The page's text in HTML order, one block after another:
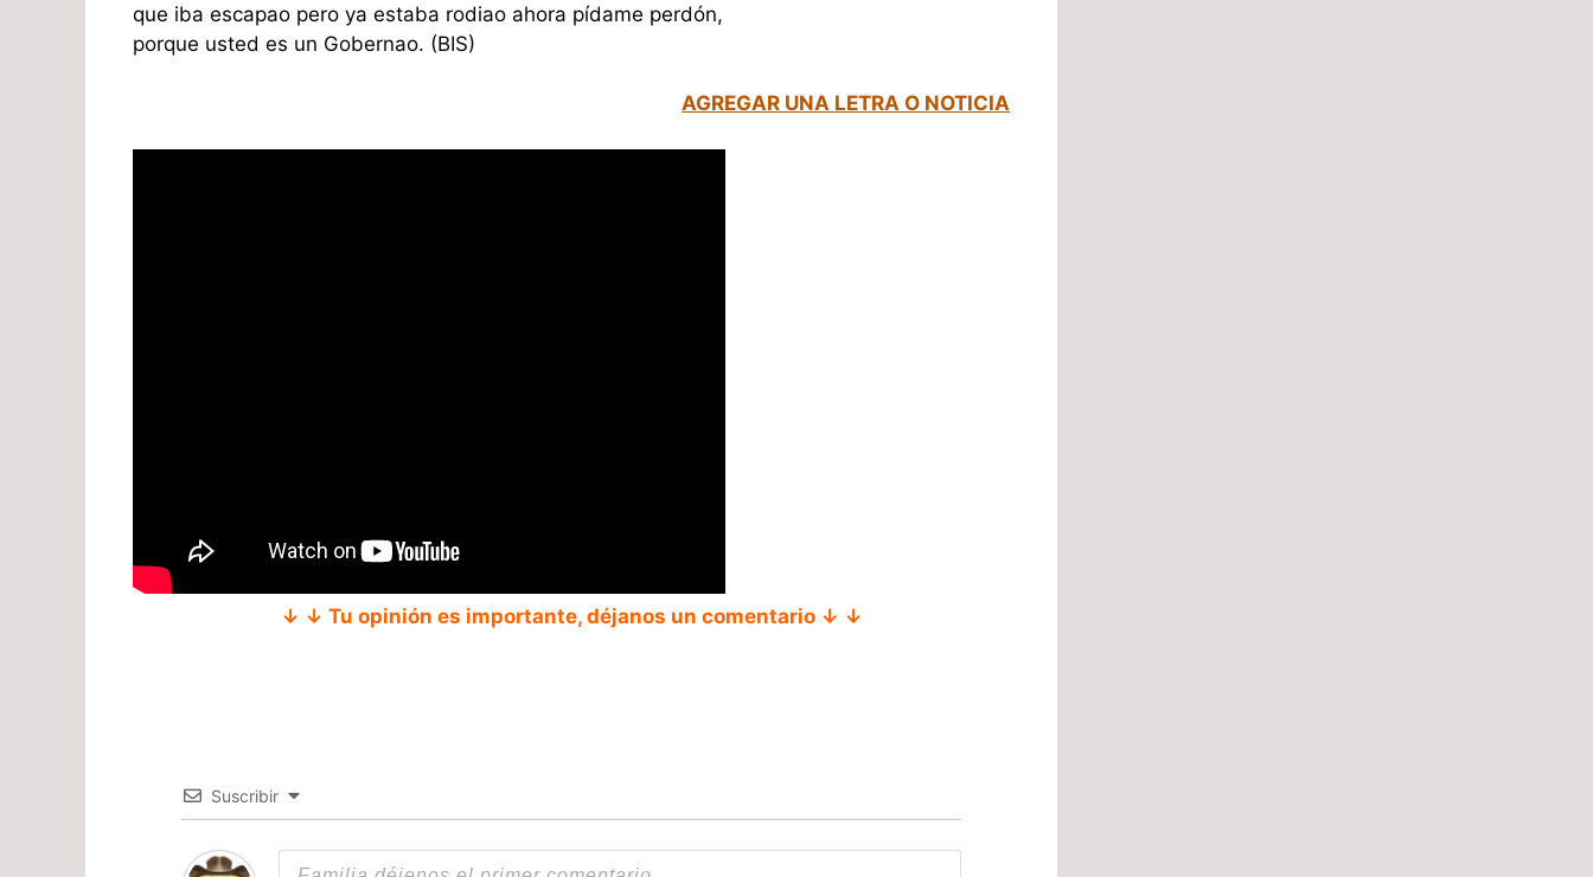
que iba escapao pero ya estaba rodiao ahora pídame perdón,
porque usted es un Gobernao. (BIS)
AGREGAR UNA LETRA O NOTICIA
↓ ↓ Tu opinión es importante, déjanos un comentario ↓ ↓
Suscribir